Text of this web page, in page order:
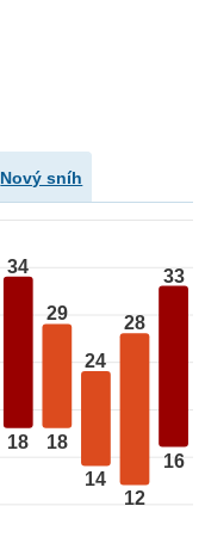
Nový sníh
34
18
29
18
24
14
28
12
33
16